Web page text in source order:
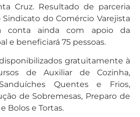
Cruz. Resultado de parceria
do Comércio Varejista
conta ainda com apoio da
e beneficiará 75 pessoas.
gratuitamente à
de Auxiliar de Cozinha,
Quentes e Frios,
de Sobremesas, Preparo de
Bolos e Tortas.